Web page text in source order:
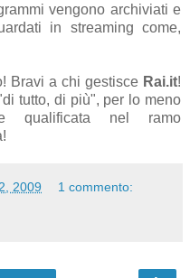
vengono archiviati e
in streaming come,
Bravi a chi gestisce Rai.it!
tutto, di più", per lo meno
qualificata nel ramo
2009 1 commento: